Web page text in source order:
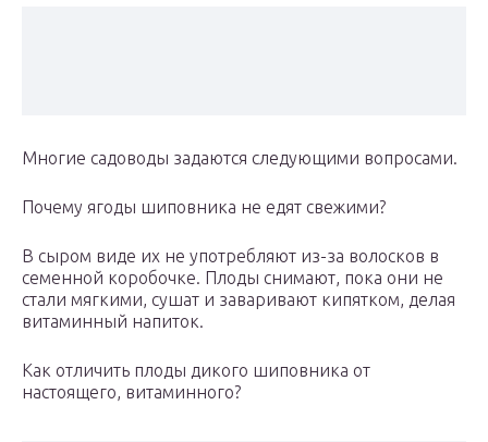
Многие садоводы задаются следующими вопросами.
Почему ягоды шиповника не едят свежими?
В сыром виде их не употребляют из-за волосков в
семенной коробочке. Плоды снимают, пока они не
стали мягкими, сушат и заваривают кипятком, делая
витаминный напиток.
Как отличить плоды дикого шиповника от
настоящего, витаминного?